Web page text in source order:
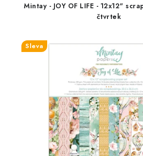
Mintay - JOY OF LIFE - 12x12"
čtvrtek
Sleva